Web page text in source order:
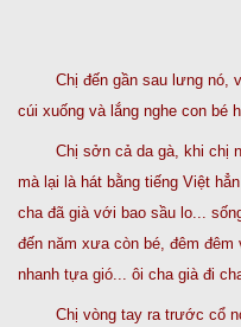
Chị đến gần sau lưng nó,
cúi xuống và lắng nghe con bé
Chị sởn cả da gà, khi chị
mà lại là hát bằng tiếng Việt
cha đã già với bao sầu lo...
đến năm xưa còn bé, đêm
nhanh tựa gió... ôi cha già đi
Chị vòng tay ra trước cổ